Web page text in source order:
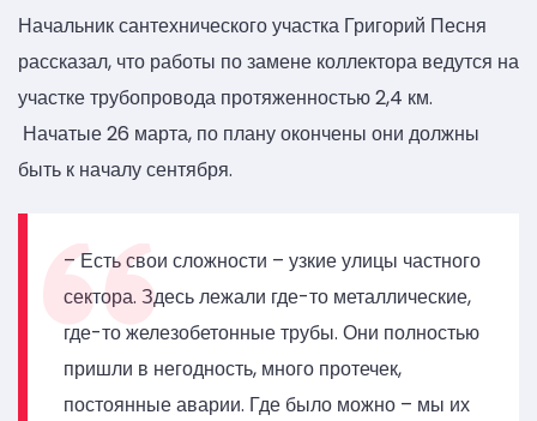
Начальник сантехнического участка Григорий Песня
рассказал, что работы по замене коллектора ведутся на
участке трубопровода протяженностью 2,4 км.
Начатые 26 марта, по плану окончены они должны
быть к началу сентября.
– Есть свои сложности – узкие улицы частного
сектора. Здесь лежали где-то металлические,
где-то железобетонные трубы. Они полностью
пришли в негодность, много протечек,
постоянные аварии. Где было можно – мы их